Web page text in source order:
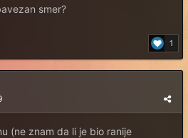
smer?
1
(ne znam da li je bio ranije